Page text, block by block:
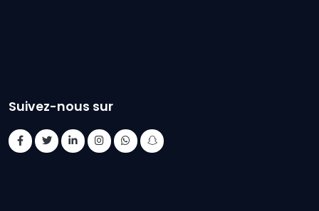
Suivez-nous sur